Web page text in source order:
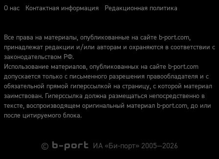
О нас
Контактная информация Редакционная политика
Все права на материалы, опубликованные на сайте b-port.com,
принадлежат редакции и/или авторам и охраняются в соответствии с
законодательством РФ.
Использование материалов, опубликованных на сайте b-port.com
допускается только с письменного разрешения правообладателя и с
обязательной прямой гиперссылкой на страницу, с которой материал
заимствован. Гиперссылка должна размещаться непосредственно в
тексте, воспроизводящем оригинальный материал b-port.com, до или
после цитируемого блока.
© ИА «Би-порт» 2005—2026